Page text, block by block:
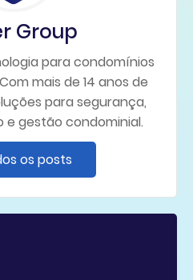
Group
para condomínios
mais de 14 anos de
para segurança,
gestão condominial.
os posts